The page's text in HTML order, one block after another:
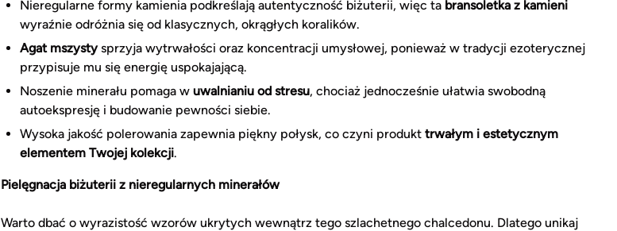
Nieregularne formy kamienia podkreślają autentyczność biżuterii, więc ta bransoletka z kamieni
wyraźnie odróżnia się od klasycznych, okrągłych koralików.
Agat mszystysprzyja wytrwałości oraz koncentracji umysłowej, ponieważ w tradycji ezoterycznej
przypisuje mu się energię uspokajającą.
Noszenie minerału pomaga w uwalnianiu od stresu, chociaż jednocześnie ułatwia swobodną
autoekspresję i budowanie pewności siebie.
Wysoka jakość polerowania zapewnia piękny połysk, co czyni produkt trwałym i estetycznym
elementem Twojej kolekcji.
Pielęgnacja biżuterii z nieregularnych minerałów
Warto dbać o wyrazistość wzorów ukrytych wewnątrz tego szlachetnego chalcedonu. Dlatego unikaj